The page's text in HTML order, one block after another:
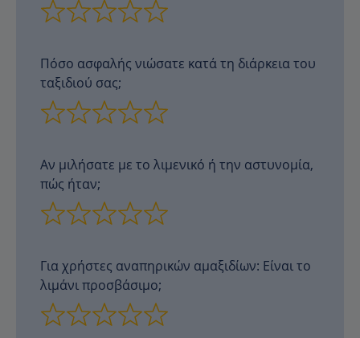
Πόσο ασφαλής νιώσατε κατά τη διάρκεια του
ταξιδιού σας;
Αν μιλήσατε με το λιμενικό ή την αστυνομία,
πώς ήταν;
Για χρήστες αναπηρικών αμαξιδίων: Είναι το
λιμάνι προσβάσιμο;